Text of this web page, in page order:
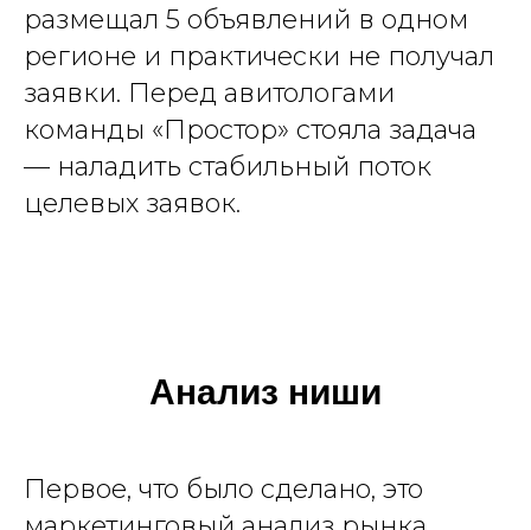
размещал 5 объявлений в одном
регионе и практически не получал
заявки. Перед авитологами
команды «Простор» стояла задача
— наладить стабильный поток
целевых заявок.
Анализ ниши
Первое, что было сделано, это